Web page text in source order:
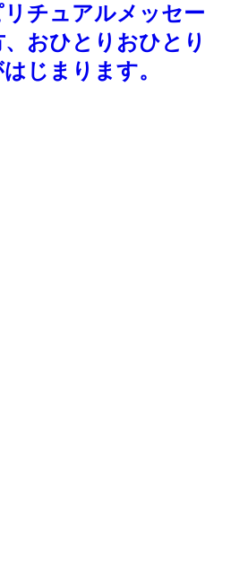
リチュアルメッセー
おひとりおひとり
じまります。